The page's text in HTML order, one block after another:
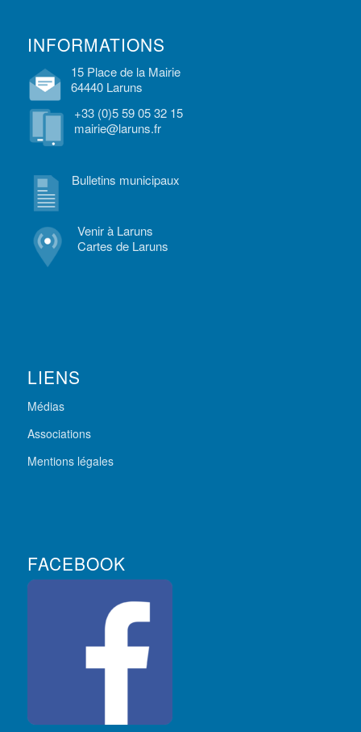
INFORMATIONS
15 Place de la Mairie
64440 Laruns
+33 (0)5 59 05 32 15
mairie@laruns.fr
Bulletins municipaux
Venir à Laruns
Cartes de Laruns
LIENS
Médias
Associations
Mentions légales
FACEBOOK